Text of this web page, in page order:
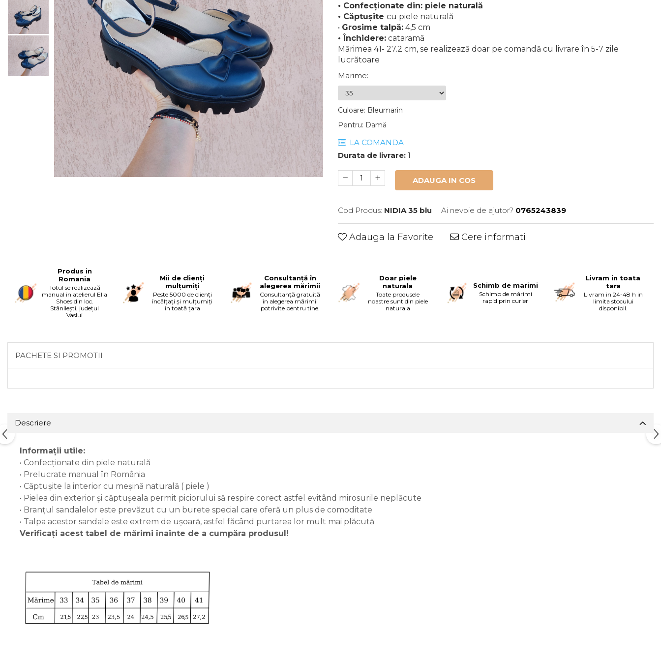
• Confecționate din: piele naturală
• Căptușite cu piele naturală
• Grosime talpă: 4,5 cm
• Închidere: cataramă
Mărimea 41- 27.2 cm, se realizează doar pe comandă cu livrare în 5-7 zile
lucrătoare
Marime:
Culoare: Bleumarin
Pentru: Damă
LA COMANDA
Durata de livrare: 1
ADAUGA IN COS
Cod Produs: NIDIA 35 blu Ai nevoie de ajutor? 0765243839
Adauga la Favorite Cere informatii
Produs in
Romania
Totul se realizează
manual în atelierul Ella
Shoes din loc.
Stănilești, județul
Vaslui
Mii de clienți
mulțumiți
Peste 5000 de clienți
încălțați și mulțumiți
în toată țara
Consultanță în
alegerea mărimii
Consultanță gratuită
în alegerea mărimii
potrivite pentru tine.
Doar piele
naturala
Toate produsele
noastre sunt din piele
naturala
Schimb de marimi
Schimb de mărimi
rapid prin curier
Livram in toata
tara
Livram in 24-48 h in
limita stocului
disponibil.
PACHETE SI PROMOTII
Descriere
Informații utile:
• Confecționate din piele naturală
• Prelucrate manual în România
• Căptușite la interior cu meșină naturală ( piele )
• Pielea din exterior și căptușeala permit piciorului să respire corect astfel evitând mirosurile neplăcute
• Branțul sandalelor este prevăzut cu un burete special care oferă un plus de comoditate
• Talpa acestor sandale este extrem de ușoară, astfel făcând purtarea lor mult mai plăcută
Verificați acest tabel de mărimi înainte de a cumpăra produsul!